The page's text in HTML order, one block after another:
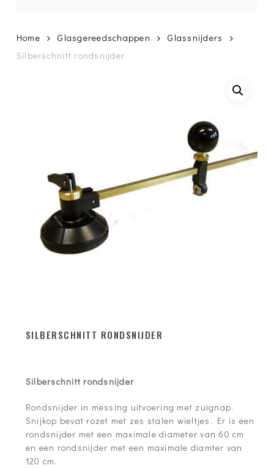
Home Glasgereedschappen
Glassnijders
Silberschnitt rondsnijder
SILBERSCHNITT RONDSNIJDER
Silberschnitt rondsnijder
Rondsnijder in messing uitvoering met zuignap.
Snijkop bevat rozet met zes stalen wieltjes. Er is een
rondsnijder met een maximale diameter van 60 cm
en een rondsnijder met een maximale diamter van
120 cm.